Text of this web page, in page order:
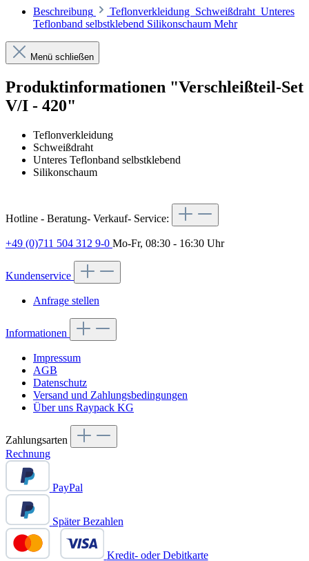
Beschreibung
Teflonverkleidung Schweißdraht Unteres
Teflonband selbstklebend Silikonschaum Mehr
Menü schließen
Produktinformationen "Verschleißteil-Set
V/I - 420"
Teflonverkleidung
Schweißdraht
Unteres Teflonband selbstklebend
Silikonschaum
Hotline - Beratung- Verkauf- Service:
+49 (0)711 504 312 9-0 Mo-Fr, 08:30 - 16:30 Uhr
Kundenservice
Anfrage stellen
Informationen
Impressum
AGB
Datenschutz
Versand und Zahlungsbedingungen
Über uns Raypack KG
Zahlungsarten
Rechnung
PayPal
Später Bezahlen
Kredit- oder Debitkarte